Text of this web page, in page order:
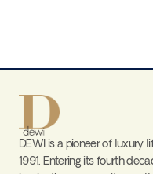
DEWI is a pioneer of luxury
1991. Entering its fourth